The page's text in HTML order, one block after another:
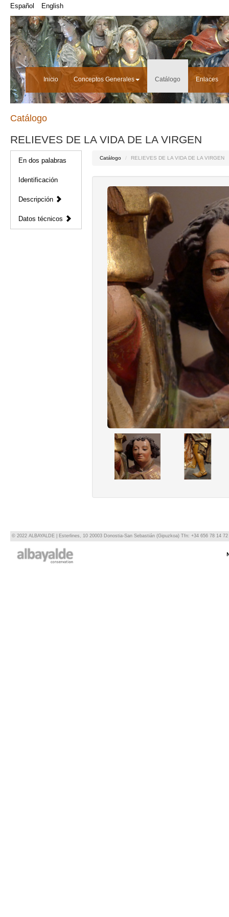
Español English
Inicio Conceptos Generales Catálogo Enlaces
Catálogo
RELIEVES DE LA VIDA DE LA VIRGEN
En dos palabras
Identificación
Descripción
Datos técnicos
Catálogo RELIEVES DE LA VIDA DE LA VIRGEN
© 2022 ALBAYALDE | Esterlines, 10 20003 Donostia-San Sebastián (Gipuzkoa) Tfn: +34 656 78 14 72